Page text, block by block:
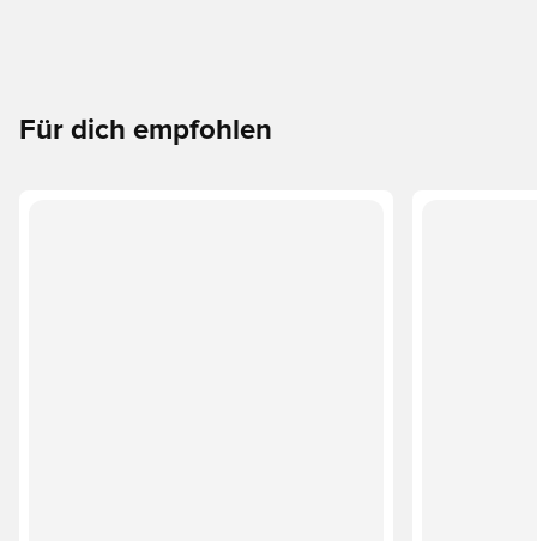
Für dich empfohlen